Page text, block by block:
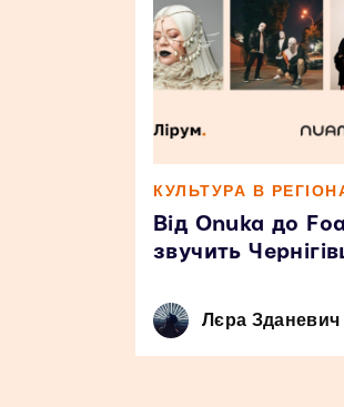
КУЛЬТУРА В
Від Onuka до
звучить
Лєра Зданевич